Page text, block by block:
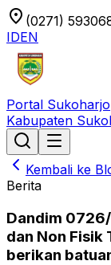
location_on (0271)
IDEN
Portal Sukoharjo
Kabupaten
Kembali ke
Berita
Dandim
dan Non Fisik
berikan